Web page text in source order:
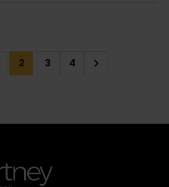
2 3 4